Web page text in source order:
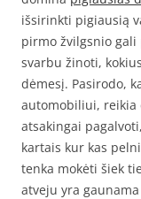
išsirinkti pigiausią
pirmo žvilgsnio
svarbu žinoti,
dėmesį. Pasirodo,
automobiliui,
atsakingai
kartais kur kas
tenka mokėti šiek
atveju yra